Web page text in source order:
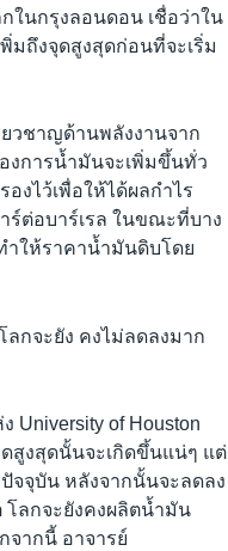
ในกรุงลอนดอน เชื่อว่าใน
มถึงจุดสูงสุดก่อนที่จะเริ่ม
ยวชาญด้านพลังงานจาก
งการน้ำมันจะเพิ่มขึ้นทั่ว
งไว้เพื่อให้ได้ผลกำไร
ร์ต่อบาร์เรล ในขณะที่บาง
ำให้ราคาน้ำมันดิบโดย
กจะยัง คงไม่ลดลงมาก
University of Houston
สูงสุดนั้นจะเกิดขึ้นแน่ๆ แต่
จจุบัน หลังจากนั้นจะลดลง
ลกจะยังคงผลิตน้ำมัน
จากนี้ อาจารย์